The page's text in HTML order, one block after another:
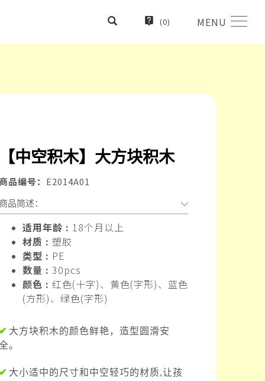
MENU
(0)
中空积木】大方块积木
品编号： E2014A01
品简述：
适用年龄 : 18个月以上
材质 : 塑胶
类型 : PE
数量 : 30pcs
颜色 : 红色(十字)、黄色(字形)、蓝色
(方形)、绿色(字形)
大方块积木的颜色鲜艳，造型圆滑安
。
大小适中的尺寸和中空轻巧的材质,让孩